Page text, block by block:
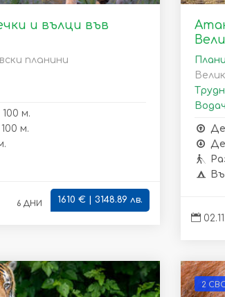
и вълци във
планини
100 м.
100 м.
6 дни 1610 € | 3148.89 лв.
2